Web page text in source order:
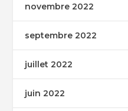
novembre 2022
septembre 2022
juillet 2022
juin 2022